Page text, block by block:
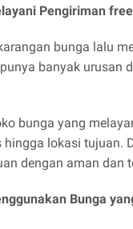
Pengiriman
bunga lalu
banyak urusan
bunga yang
hingga lokasi tujuan.
dengan aman dan
Bunga